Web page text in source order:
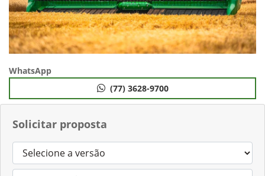
Solicitar proposta
WhatsApp
(77) 3628-9700